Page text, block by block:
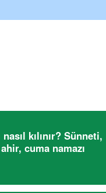
kılınır? Sünneti,
cuma namazı